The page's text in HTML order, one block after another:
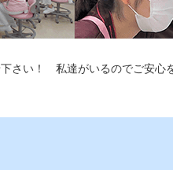
さい！ 私達がいるのでご安心